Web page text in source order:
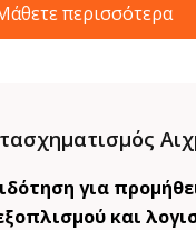
περισσότερα
για
και